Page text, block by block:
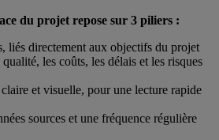
du projet repose sur 3 piliers :
liés directement aux objectifs du projet
les coûts, les délais et les risques
et visuelle, pour une lecture rapide
sources et une fréquence régulière